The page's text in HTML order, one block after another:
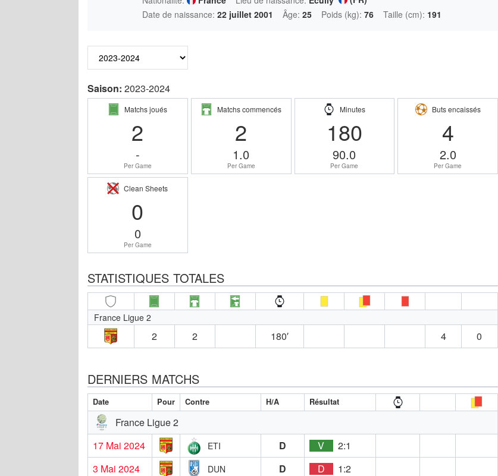
Date de naissance: 22 juillet 2001 Âge: 25 Poids (kg): 76 Taille (cm): 191
Saison: 2023-2024
Matchs joués
2
-
Per Game
Matchs commencés
2
1.0
Per Game
Minutes
180
90.0
Per Game
Buts encaissés
4
2.0
Per Game
Clean Sheets
0
0
Per Game
STATISTIQUES TOTALES
France Ligue 2
2 2 180′ 4 0
DERNIERS MATCHS
Date Pour Contre H/A Résultat
France Ligue 2
17 Mai 2024
ETI D V
2:1
3 Mai 2024
DUN D D
1:2